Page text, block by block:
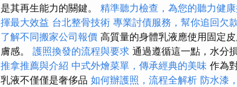
是其再生能力的關鍵。 精準聽力檢查，為您的聽力健
揮最大效益 台北整骨技術 專業討債服務，幫你追回欠
了解不同搬家公司報價 高質量的身體乳液應使用固定
膚感。 護照換發的流程與要求 通過遵循這一點，水分
推拿推薦與介紹 中式外燴菜單，傳承經典的美味 作為
乳液不僅僅是奢侈品 如何辦護照，流程全解析 防水漆